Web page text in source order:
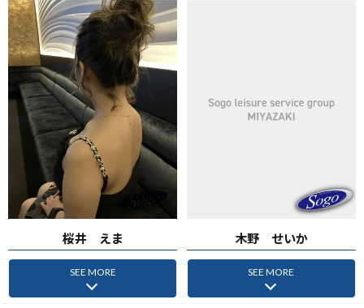
桜井 えま
SEE MORE
木野 せいか
SEE MORE